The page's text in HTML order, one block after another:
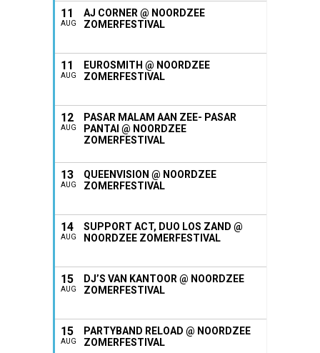
11
AUG
AJ CORNER @ NOORDZEE
ZOMERFESTIVAL
11
AUG
EUROSMITH @ NOORDZEE
ZOMERFESTIVAL
12
AUG
PASAR MALAM AAN ZEE- PASAR
PANTAI @ NOORDZEE
ZOMERFESTIVAL
13
AUG
QUEENVISION @ NOORDZEE
ZOMERFESTIVAL
14
AUG
SUPPORT ACT, DUO LOS ZAND @
NOORDZEE ZOMERFESTIVAL
15
AUG
DJ’S VAN KANTOOR @ NOORDZEE
ZOMERFESTIVAL
15
AUG
PARTYBAND RELOAD @ NOORDZEE
ZOMERFESTIVAL